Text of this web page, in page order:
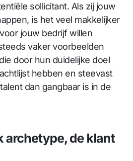
sollicitant. Als zij jouw
is het veel makkelijker
jouw bedrijf willen
vaker voorbeelden
door hun duidelijke doel
hebben en steevast
dan gangbaar is in de
archetype, de klant